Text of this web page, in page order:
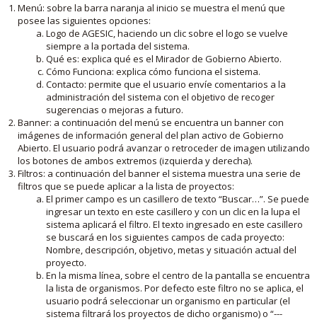
Menú: sobre la barra naranja al inicio se muestra el menú que
posee las siguientes opciones:
Logo de AGESIC, haciendo un clic sobre el logo se vuelve
siempre a la portada del sistema.
Qué es: explica qué es el Mirador de Gobierno Abierto.
Cómo Funciona: explica cómo funciona el sistema.
Contacto: permite que el usuario envíe comentarios a la
administración del sistema con el objetivo de recoger
sugerencias o mejoras a futuro.
Banner: a continuación del menú se encuentra un banner con
imágenes de información general del plan activo de Gobierno
Abierto. El usuario podrá avanzar o retroceder de imagen utilizando
los botones de ambos extremos (izquierda y derecha).
Filtros: a continuación del banner el sistema muestra una serie de
filtros que se puede aplicar a la lista de proyectos:
El primer campo es un casillero de texto “Buscar…”. Se puede
ingresar un texto en este casillero y con un clic en la lupa el
sistema aplicará el filtro. El texto ingresado en este casillero
se buscará en los siguientes campos de cada proyecto:
Nombre, descripción, objetivo, metas y situación actual del
proyecto.
En la misma línea, sobre el centro de la pantalla se encuentra
la lista de organismos. Por defecto este filtro no se aplica, el
usuario podrá seleccionar un organismo en particular (el
sistema filtrará los proyectos de dicho organismo) o “---